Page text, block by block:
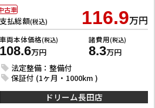
支払総額(税込) 116.9万円
車両本体価格(税込)
108.6万円
諸費用(税込)
8.3万円
法定整備：整備付
保証付 (1ヶ月・1000km )
古車
ドリーム長田店